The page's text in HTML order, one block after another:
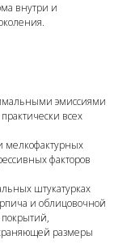
внутри и
эмиссиями
всех
мелкофактурных
факторов
штукатурках
и облицовочной
размеры